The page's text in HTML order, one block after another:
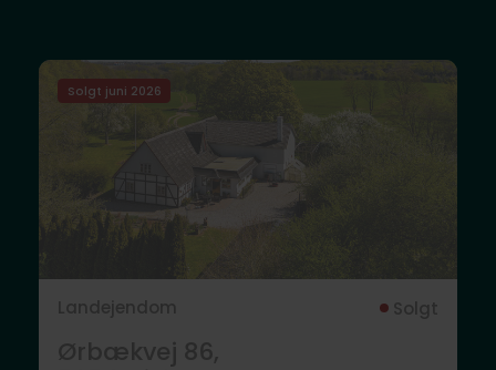
Solgt juni 2026